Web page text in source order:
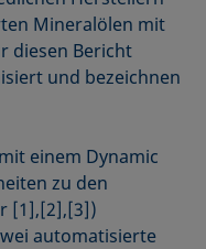
Mineralölen mit
diesen Bericht
und bezeichnen
einem Dynamic
zu den
[1],[2],[3])
automatisierte